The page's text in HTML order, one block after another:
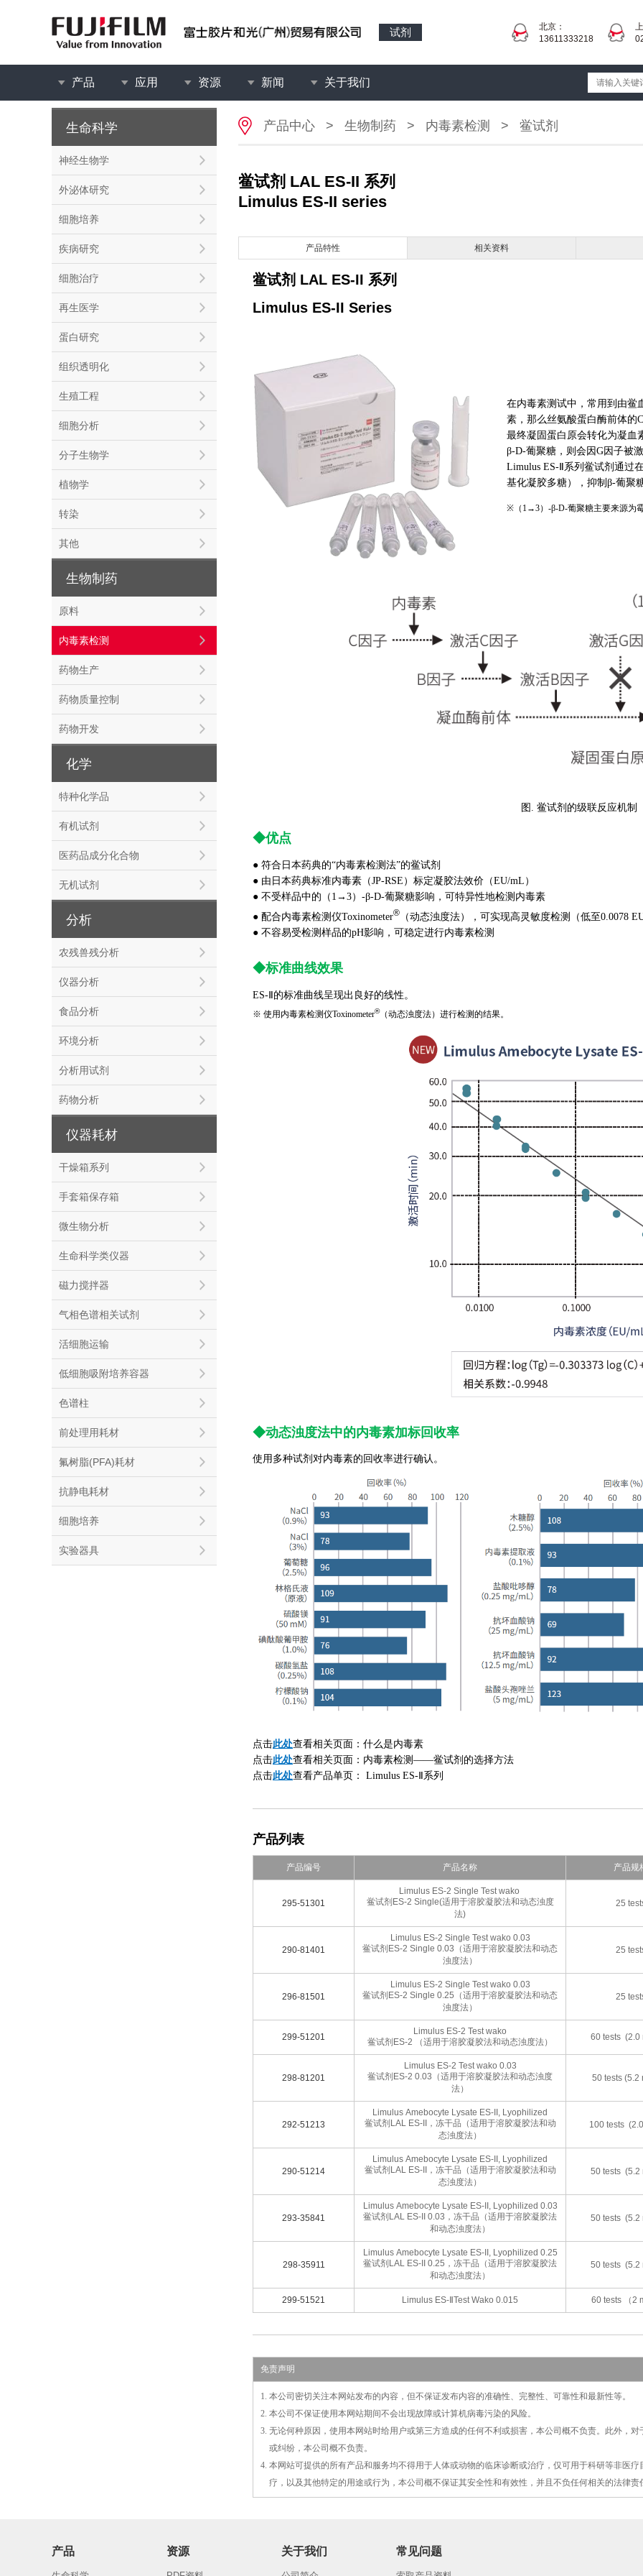
试剂
北京：
13611333218
产品 应用 资源 新闻 关于我们
生命科学
神经生物学
外泌体研究
细胞培养
疾病研究
细胞治疗
再生医学
蛋白研究
组织透明化
生殖工程
细胞分析
分子生物学
植物学
转染
其他
生物制药
原料
内毒素检测
药物生产
药物质量控制
药物开发
化学
特种化学品
有机试剂
医药品成分化合物
无机试剂
分析
农残兽残分析
仪器分析
食品分析
环境分析
分析用试剂
药物分析
仪器耗材
干燥箱系列
手套箱保存箱
微生物分析
生命科学类仪器
磁力搅拌器
气相色谱相关试剂
活细胞运输
低细胞吸附培养容器
色谱柱
前处理用耗材
氟树脂(PFA)耗材
抗静电耗材
细胞培养
实验器具
产品中心 > 生物制药 > 内毒素检测 > 鲎试剂
鲎试剂 LAL ES-II 系列
Limulus ES-II series
产品特性 相关资料
鲎试剂 LAL ES-II 系列
Limulus ES-II Series
在内毒素测试中，常用到由鲎
素，那么丝氨酸蛋白酶前体的
最终凝固蛋白原会转化为凝
β-D-葡聚糖，则会因G因子被
Limulus ES-Ⅱ系列鲎试剂通过
基化凝胶多糖），抑制β-葡聚
※（1→3）-β-D-葡聚糖主要来源为
图. 鲎试剂的级联反应机制
◆优点
● 符合日本药典的“内毒素检测法”的鲎试剂
● 由日本药典标准内毒素（JP-RSE）标定凝胶法效价（EU/mL）
● 不受样品中的（1→3）-β-D-葡聚糖影响，可特异性地检测内毒素
● 配合内毒素检测仪Toxinometer® （动态浊度法），可实现高灵敏度检测（低至0.0078
● 不容易受检测样品的pH影响，可稳定进行内毒素检测
◆标准曲线效果
ES-Ⅱ的标准曲线呈现出良好的线性。
※ 使用内毒素检测仪Toxinometer®（动态浊度法）进行检测的结果。
◆动态浊度法中的内毒素加标回收率
使用多种试剂对内毒素的回收率进行确认。
点击此处查看相关页面：什么是内毒素
点击此处查看相关页面：内毒素检测——鲎试剂的选择方法
点击此处查看产品单页： Limulus ES-Ⅱ系列
产品列表
产品编号 产品名称 产品规
295-51301
Limulus ES-2 Single Test wako
鲎试剂ES-2 Single(适用于溶胶凝胶法和动态浊度
法)
25
290-81401
Limulus ES-2 Single Test wako 0.03
鲎试剂ES-2 Single 0.03（适用于溶胶凝胶法和动态
浊度法）
25
296-81501
Limulus ES-2 Single Test wako 0.03
鲎试剂ES-2 Single 0.25（适用于溶胶凝胶法和动态
浊度法）
25
299-51201
Limulus ES-2 Test wako
鲎试剂ES-2 （适用于溶胶凝胶法和动态浊度法）
60 tests (2.0
298-81201
Limulus ES-2 Test wako 0.03
鲎试剂ES-2 0.03（适用于溶胶凝胶法和动态浊度
法）
50 tests (5.2
292-51213
Limulus Amebocyte Lysate ES-II, Lyophilized
鲎试剂LAL ES-II，冻干品（适用于溶胶凝胶法和动
态浊度法）
100 tests
290-51214
Limulus Amebocyte Lysate ES-II, Lyophilized
鲎试剂LAL ES-II，冻干品（适用于溶胶凝胶法和动
态浊度法）
50 tests (5.2
293-35841
Limulus Amebocyte Lysate ES-II, Lyophilized 0.03
鲎试剂LAL ES-II 0.03，冻干品（适用于溶胶凝胶法
和动态浊度法）
50 tests (5.2
298-35911
Limulus Amebocyte Lysate ES-II, Lyophilized 0.25
鲎试剂LAL ES-II 0.25，冻干品（适用于溶胶凝胶法
和动态浊度法）
50 tests (5.2
299-51521 Limulus ES-ⅡTest Wako 0.015 60 tests （2
免责声明
1. 本公司密切关注本网站发布的内容，但不保证发布内容的准确性、完整性、可靠性和最新性等。
2. 本公司不保证使用本网站期间不会出现故障或计算机病毒污染的风险。
3. 无论何种原因，使用本网站时给用户或第三方造成的任何不利或损害，本公司概不负责。此外，
或纠纷，本公司概不负责。
4. 本网站可提供的所有产品和服务均不得用于人体或动物的临床诊断或治疗，仅可用于科研等非医
疗，以及其他特定的用途或行为，本公司概不保证其安全性和有效性，并且不负任何相关的法律责
产品 资源 关于我们 常见问题